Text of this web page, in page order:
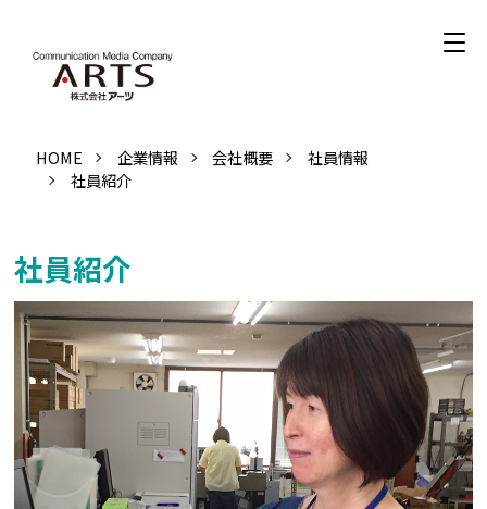
HOME 企業情報 会社概要
社員情報
社員紹介
社員紹介